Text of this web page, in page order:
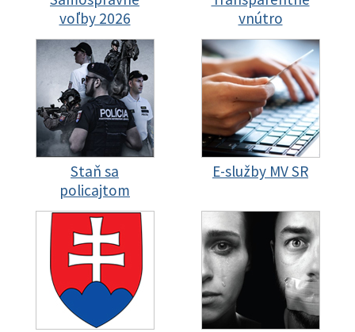
voľby 2026
vnútro
Staň sa
policajtom
E-služby MV SR